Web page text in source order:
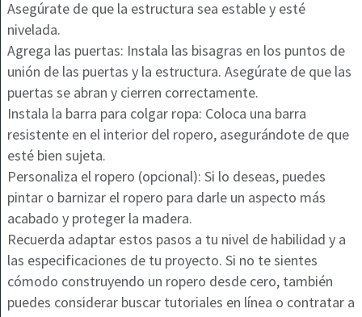
Asegúrate de que la estructura sea estable y esté
nivelada.
Agrega las puertas: Instala las bisagras en los puntos de
unión de las puertas y la estructura. Asegúrate de que las
puertas se abran y cierren correctamente.
Instala la barra para colgar ropa: Coloca una barra
resistente en el interior del ropero, asegurándote de que
esté bien sujeta.
Personaliza el ropero (opcional): Si lo deseas, puedes
pintar o barnizar el ropero para darle un aspecto más
acabado y proteger la madera.
Recuerda adaptar estos pasos a tu nivel de habilidad y a
las especificaciones de tu proyecto. Si no te sientes
cómodo construyendo un ropero desde cero, también
puedes considerar buscar tutoriales en línea o contratar a